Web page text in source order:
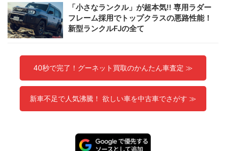
「小さなランクル」が超本気!! 専用ラダー
フレーム採用でトップクラスの悪路性能！
新型ランクルFJの全て
40秒で完了！グーネット買取のかんたん車査定 ≫
新車不足で人気沸騰！ 欲しい車を中古車でさがす ≫